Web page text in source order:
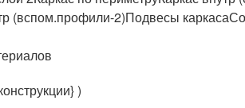
(вспом.профили-2)Подвесы
)